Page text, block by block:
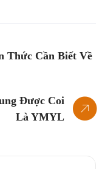
Thức Cần Biết Về
Được Coi
Là YMYL